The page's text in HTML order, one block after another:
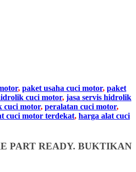
, paket usaha cuci motor, paket
cuci motor, jasa servis hidrolik
cuci motor, peralatan cuci motor,
cuci motor terdekat, harga alat cuci
PART READY. BUKTIKAN